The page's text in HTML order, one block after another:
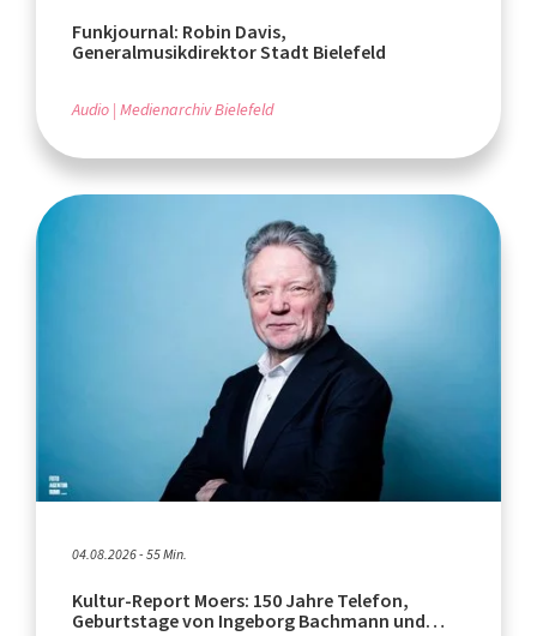
Funkjournal: Robin Davis,
Generalmusikdirektor Stadt Bielefeld
Audio Medienarchiv Bielefeld
04.08.2026 - 55 Min.
Kultur-Report Moers: 150 Jahre Telefon,
Geburtstage von Ingeborg Bachmann und